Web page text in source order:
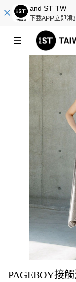
and ST TW
下載APP立即領
PAGEBOY接